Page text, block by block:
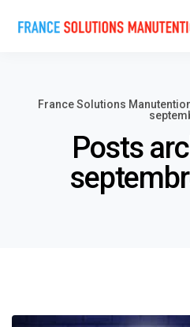
France Solutions
Posts